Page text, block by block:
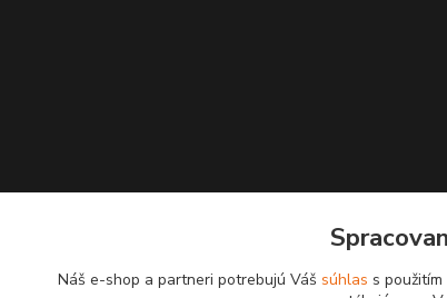
Náš e-shop a partneri potrebujú Váš súhlas s